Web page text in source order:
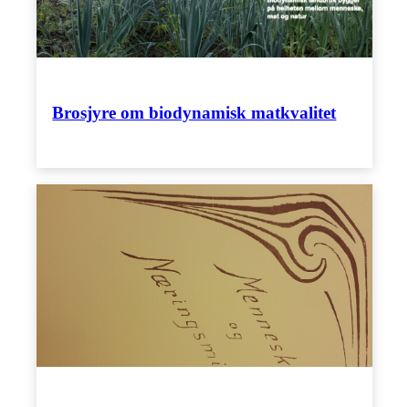
Brosjyre om biodynamisk matkvalitet